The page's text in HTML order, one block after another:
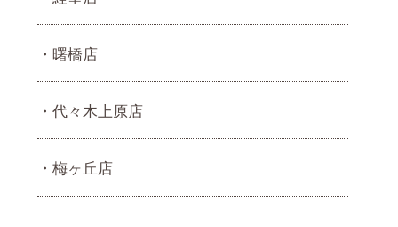
曙橋店
代々木上原店
梅ヶ丘店